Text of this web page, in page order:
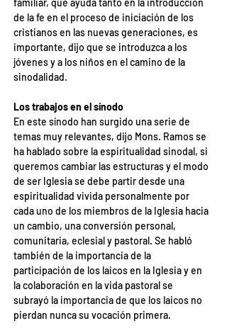
familiar, que ayuda tanto en la introducción
de la fe en el proceso de iniciación de los
cristianos en las nuevas generaciones, es
importante, dijo que se introduzca a los
jóvenes y a los niños en el camino de la
sinodalidad.
Los trabajos en el sínodo
En este sínodo han surgido una serie de
temas muy relevantes, dijo Mons. Ramos se
ha hablado sobre la espiritualidad sinodal, si
queremos cambiar las estructuras y el modo
de ser Iglesia se debe partir desde una
espiritualidad vivida personalmente por
cada uno de los miembros de la Iglesia hacia
un cambio, una conversión personal,
comunitaria, eclesial y pastoral. Se habló
también de la importancia de la
participación de los laicos en la Iglesia y en
la colaboración en la vida pastoral se
subrayó la importancia de que los laicos no
pierdan nunca su vocación primera.